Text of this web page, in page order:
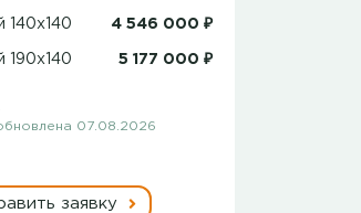
140x140 4 546 000 ₽
190x140 5 177 000 ₽
07.08.2026
заявку